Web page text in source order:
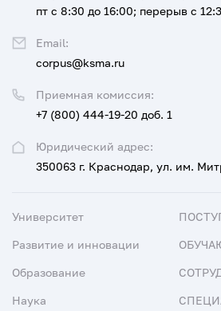
Юридический адрес:
350063 г. Краснодар, ул. им.
Приемная комиссия:
+7 (800) 444-19-20 доб. 1
пт с 8:30 до 16:00; перерыв с
Email:
corpus@ksma.ru
Университет
Развитие и инновации
Образование
Наука